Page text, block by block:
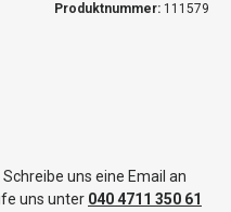
Produktnummer: 111579
uns eine Email an
uns unter 040 4711 350 61